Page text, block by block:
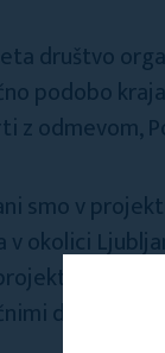
društvo
podobo
z odmevom,
smo v
v okolici
NVO s
društvi